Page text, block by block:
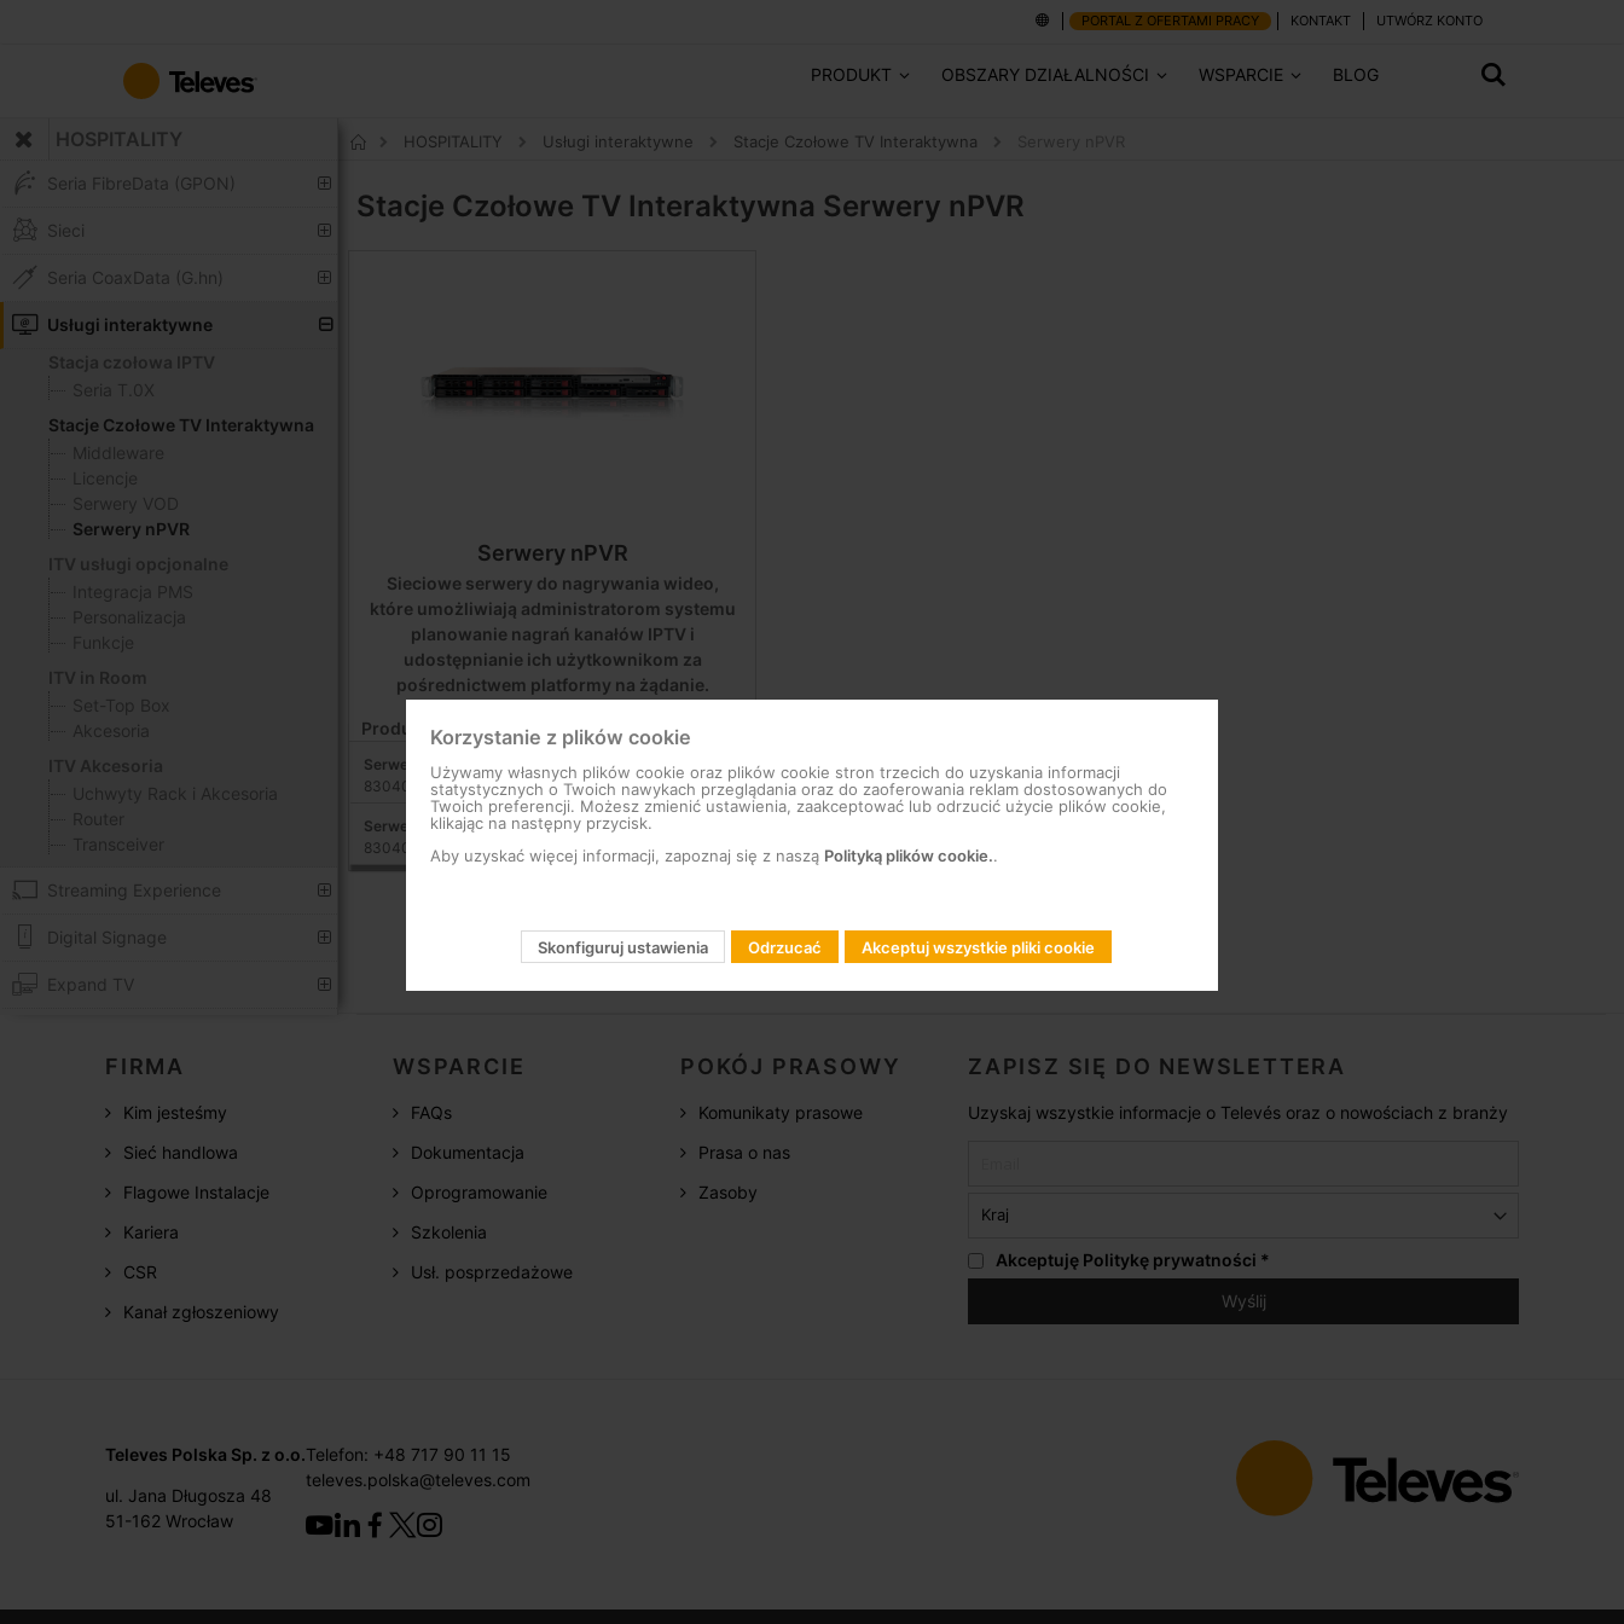
treści
PORTAL Z OFERTAMI PRACY KONTAKT UTWÓRZ KONTO
PRODUKT OBSZARY DZIAŁALNOŚCI WSPARCIE BLOG
HOSPITALITY
Seria FibreData (GPON)
Sieci
Seria CoaxData (G.hn)
Usługi interaktywne
Stacja czołowa IPTV
Seria T.0X
Stacje Czołowe TV Interaktywna
Middleware
Licencje
Serwery VOD
Serwery nPVR
ITV usługi opcjonalne
Integracja PMS
Personalizacja
Funkcje
ITV in Room
Set-Top Box
Akcesoria
ITV Akcesoria
Uchwyty Rack i Akcesoria
Router
Transceiver
Streaming Experience
Digital Signage
Expand TV
HOSPITALITY Usługi interaktywne Stacje Czołowe TV Interaktywna
Stacje Czołowe TV Interaktywna Serwery nPVR
Serwery nPVR
Sieciowe serwery do nagrywania wideo,
które umożliwiają administratorom systemu
planowanie nagrań kanałów IPTV i
udostępnianie ich użytkownikom za
pośrednictwem platformy na żądanie.
Produkty
Serwer nPVR Do 20 strumieni, 1 TB pamięci
830401
Serwer nPVR Do 95 strumieni, 1 TB pamięci
830403
FIRMA
Kim jesteśmy
Sieć handlowa
Flagowe Instalacje
Kariera
CSR
Kanał zgłoszeniowy
WSPARCIE
FAQs
Dokumentacja
Oprogramowanie
Szkolenia
Usł. posprzedażowe
POKÓJ PRASOWY
Komunikaty prasowe
Prasa o nas
Zasoby
ZAPISZ SIĘ DO NEWSLETTERA
Uzyskaj wszystkie informacje o Televés oraz o nowościach z branży
Akceptuję Politykę prywatności *
Televes Polska Sp. z o.o.
ul. Jana Długosza 48
51-162 Wrocław
Telefon: +48 717 90 11 15
televes.polska@televes.com
Korzystanie z plików cookie
Używamy własnych plików cookie oraz plików cookie stron trzecich do uzyskania informacji
statystycznych o Twoich nawykach przeglądania oraz do zaoferowania reklam dostosowanych do
Twoich preferencji. Możesz zmienić ustawienia, zaakceptować lub odrzucić użycie plików cookie,
klikając na następny przycisk.
Aby uzyskać więcej informacji, zapoznaj się z naszą Polityką plików cookie..
Skonfiguruj ustawienia Odrzucać Akceptuj wszystkie pliki cookie